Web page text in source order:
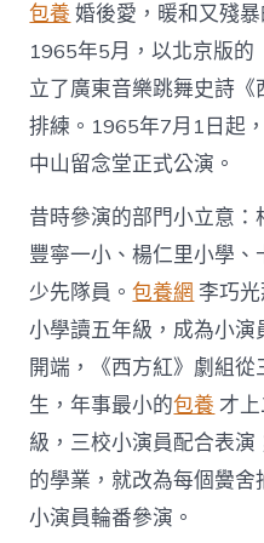
包養 婚後愛，暖和又殘
1965年5月，以北京版的
立了廣東音樂跳舞史詩
排練。1965年7月1日起
中山留念堂正式公演。
昔時參演的部門小立意
豐寧一小、楊仁里小學
少先隊員。包養網 李巧
小學讀五年級，成為小
開端，《西方紅》劇組
生，年事最小的包養 才
級，三校小演員配合表
的學業，就改為每個黌舍
小演員輪番參演。